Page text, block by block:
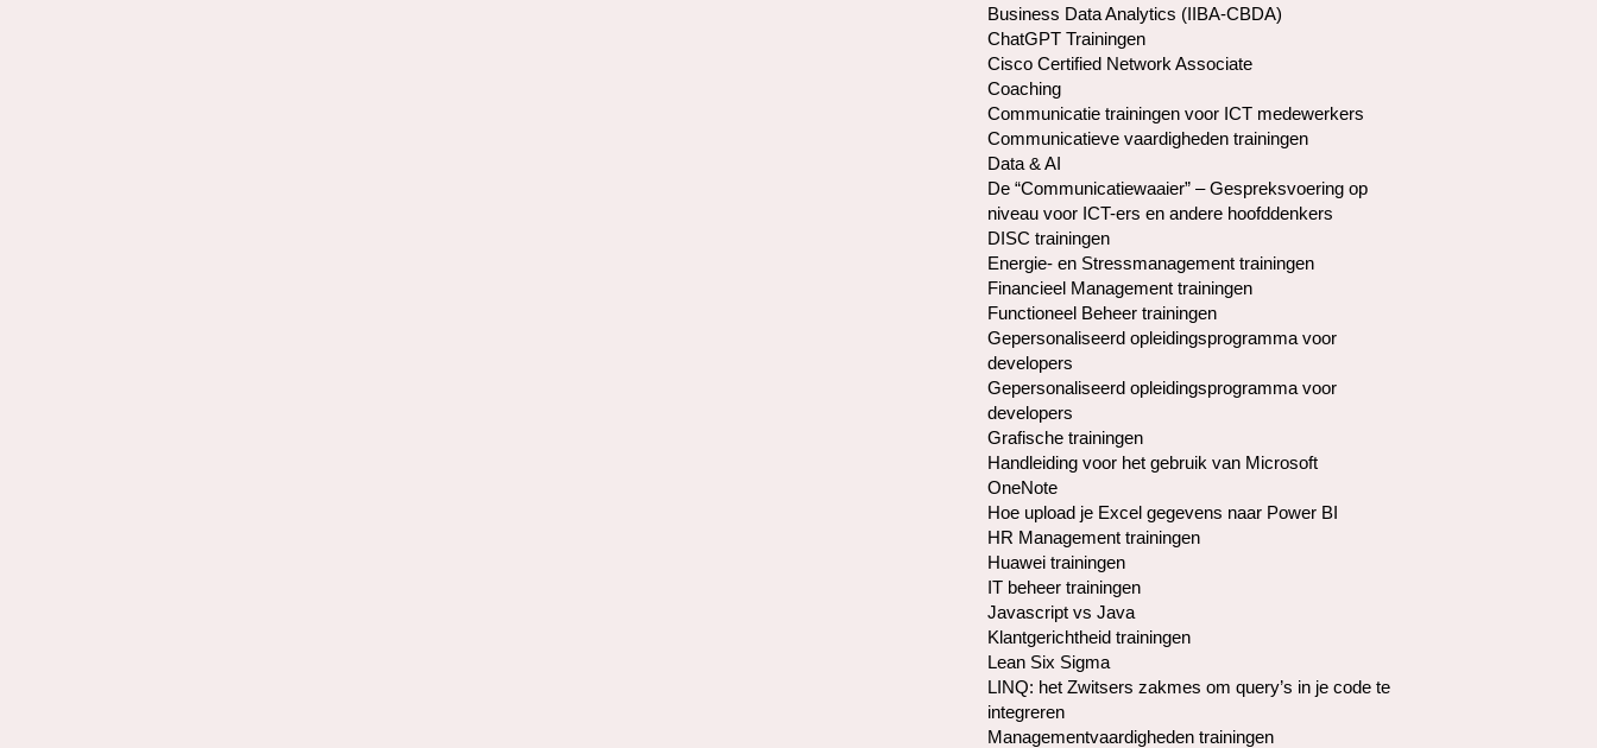
Business Data Analytics (IIBA-CBDA)
ChatGPT Trainingen
Cisco Certified Network Associate
Coaching
Communicatie trainingen voor ICT medewerkers
Communicatieve vaardigheden trainingen
Data & AI
De “Communicatiewaaier” – Gespreksvoering op
niveau voor ICT-ers en andere hoofddenkers
DISC trainingen
Energie- en Stressmanagement trainingen
Financieel Management trainingen
Functioneel Beheer trainingen
Gepersonaliseerd opleidingsprogramma voor
developers
Gepersonaliseerd opleidingsprogramma voor
developers
Grafische trainingen
Handleiding voor het gebruik van Microsoft
OneNote
Hoe upload je Excel gegevens naar Power BI
HR Management trainingen
Huawei trainingen
IT beheer trainingen
Javascript vs Java
Klantgerichtheid trainingen
Lean Six Sigma
LINQ: het Zwitsers zakmes om query’s in je code te
integreren
Managementvaardigheden trainingen